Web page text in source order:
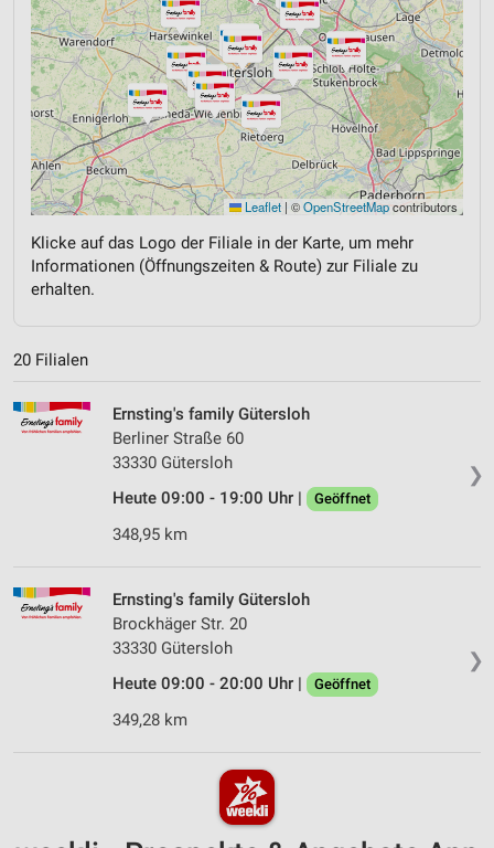
Leaflet | ©OpenStreetMapcontributors
Klicke auf das Logo der Filiale in der Karte, um mehr
Informationen (Öffnungszeiten & Route) zur Filiale zu
erhalten.
20 Filialen
❯
Ernsting's family Gütersloh
Berliner Straße 60
33330 Gütersloh
Heute 09:00 - 19:00 Uhr |
Geöffnet
348,95 km
❯
Ernsting's family Gütersloh
Brockhäger Str. 20
33330 Gütersloh
Heute 09:00 - 20:00 Uhr |
Geöffnet
349,28 km